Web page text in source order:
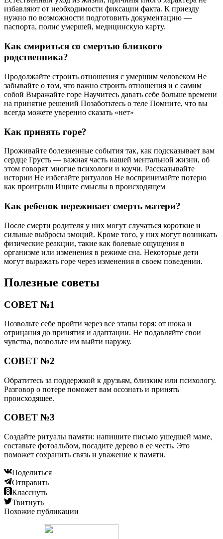
избавляют от необходимости фиксации факта. К приезду
нужно по возможности подготовить документацию —
паспорта, полис умершей, медицинскую карту.
Как смириться со смертью близкого
родственника?
Продолжайте строить отношения с умершим человеком Не
забывайте о том, что важно строить отношения и с самим
собой Выражайте горе Научитесь давать себе больше времени
на принятие решений Позаботьтесь о теле Помните, что вы
всегда можете уверенно сказать «нет»
Как принять горе?
Проживайте болезненные события так, как подсказывает вам
сердце Грусть — важная часть нашей ментальной жизни, об
этом говорят многие психологи и коучи. Рассказывайте
истории Не избегайте ритуалов Не воспринимайте потерю
как проигрыш Ищите смыслы в происходящем
Как ребенок переживает смерть матери?
После смерти родителя у них могут случаться короткие и
сильные выбросы эмоций. Кроме того, у них могут возникать
физические реакции, такие как болевые ощущения в
организме или изменения в режиме сна. Некоторые дети
могут выражать горе через изменения в своем поведении.
Полезные советы
СОВЕТ №1
Позвольте себе пройти через все этапы горя: от шока и
отрицания до принятия и адаптации. Не подавляйте свои
чувства, позвольте им выйти наружу.
СОВЕТ №2
Обратитесь за поддержкой к друзьям, близким или психологу.
Разговор о потере поможет вам осознать и принять
происходящее.
СОВЕТ №3
Создайте ритуалы памяти: напишите письмо ушедшей маме,
составьте фотоальбом, посадите дерево в ее честь. Это
поможет сохранить связь и уважение к памяти.
Поделиться
Отправить
Класснуть
Твитнуть
Похожие публикации